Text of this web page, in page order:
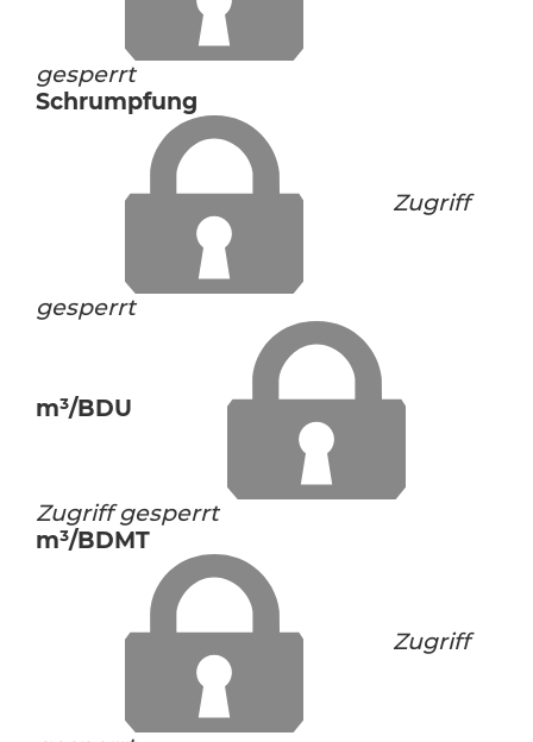
gesperrt
Schrumpfung
Zugriff
gesperrt
m³/BDU
Zugriff gesperrt
m³/BDMT
Zugriff